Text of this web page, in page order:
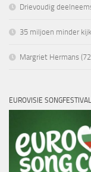
Drievoudig
35 miljoen minder
Margriet Hermans
EUROVISIE